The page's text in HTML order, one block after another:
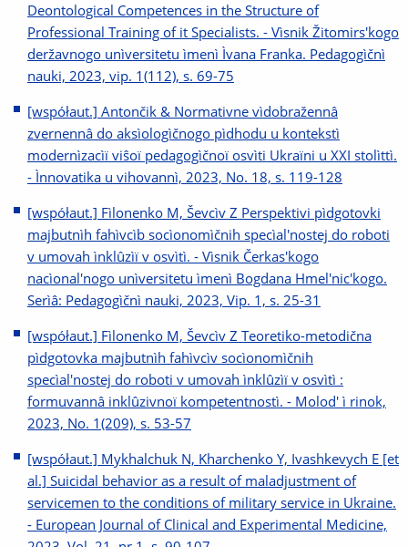
Deontological Competences in the Structure of
Professional Training of it Specialists. - Vìsnik Žitomirs'kogo
deržavnogo unìversitetu ìmenì Ìvana Franka. Pedagogìčnì
nauki, 2023, vip. 1(112), s. 69-75
[współaut.] Antončik & Normativne vìdobražennâ
zvernennâ do aksìologìčnogo pìdhodu u kontekstì
modernìzacìï viŝoï pedagogìčnoï osvìti Ukraïni u XXI stolìttì.
- Ìnnovatika u vihovannì, 2023, No. 18, s. 119-128
[współaut.] Fìlonenko M, Ševcìv Z Perspektivi pìdgotovki
majbutnìh fahìvcìb socìonomìčnih specìal'nostej do roboti
v umovah ìnklûzìï v osvìtì. - Vìsnik Čerkas'kogo
nacìonal'nogo unìversitetu ìmenì Bogdana Hmel'nic'kogo.
Serìâ: Pedagogìčnì nauki, 2023, Vip. 1, s. 25-31
[współaut.] Fìlonenko M, Ševcìv Z Teoretiko-metodična
pìdgotovka majbutnìh fahìvcìv socìonomìčnih
specìal'nostej do roboti v umovah ìnklûzìï v osvìtì :
formuvannâ inklûzivnoï kompetentnostì. - Molod' ì rinok,
2023, No. 1(209), s. 53-57
[współaut.] Mykhalchuk N, Kharchenko Y, Ivashkevych E [et
al.] Suicidal behavior as a result of maladjustment of
servicemen to the conditions of military service in Ukraine.
- European Journal of Clinical and Experimental Medicine,